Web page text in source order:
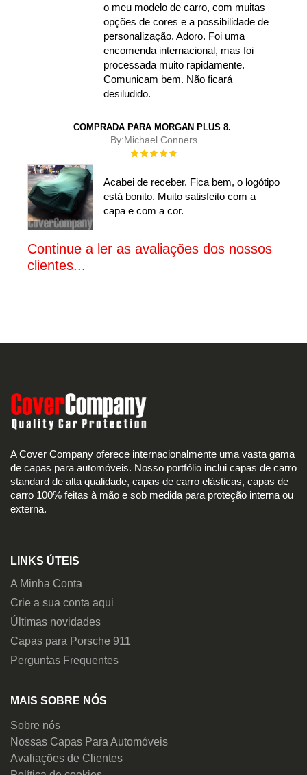
o meu modelo de carro, com muitas
opções de cores e a possibilidade de
personalização. Adoro. Foi uma
encomenda internacional, mas foi
processada muito rapidamente.
Comunicam bem. Não ficará
desiludido.
COMPRADA PARA MORGAN PLUS 8.
By:Michael Conners
Rating:
Acabei de receber. Fica bem, o logótipo
está bonito. Muito satisfeito com a
capa e com a cor.
Continue a ler as avaliações dos nossos
clientes...
A Cover Company oferece internacionalmente uma vasta gama
de capas para automóveis. Nosso portfólio inclui capas de carro
standard de alta qualidade, capas de carro elásticas, capas de
carro 100% feitas à mão e sob medida para proteção interna ou
externa.
LINKS ÚTEIS
A Minha Conta
Crie a sua conta aqui
Últimas novidades
Capas para Porsche 911
Perguntas Frequentes
MAIS SOBRE NÓS
Sobre nós
Nossas Capas Para Automóveis
Avaliações de Clientes